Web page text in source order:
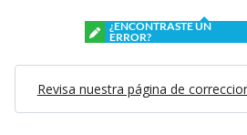
¿ENCONTRASTE UN
ERROR?
Revisa nuestra página de